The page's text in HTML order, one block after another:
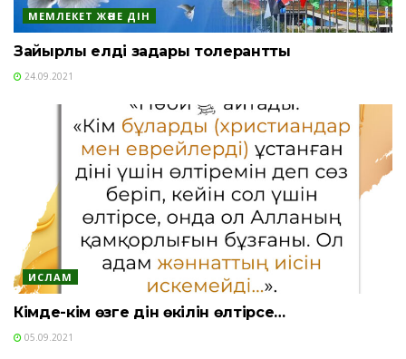
МЕМЛЕКЕТ ЖӘНЕ ДІН
Зайырлы елдің заңдары толерантты
24.09.2021
ИСЛАМ
Кімде-кім өзге дін өкілін өлтірсе…
05.09.2021